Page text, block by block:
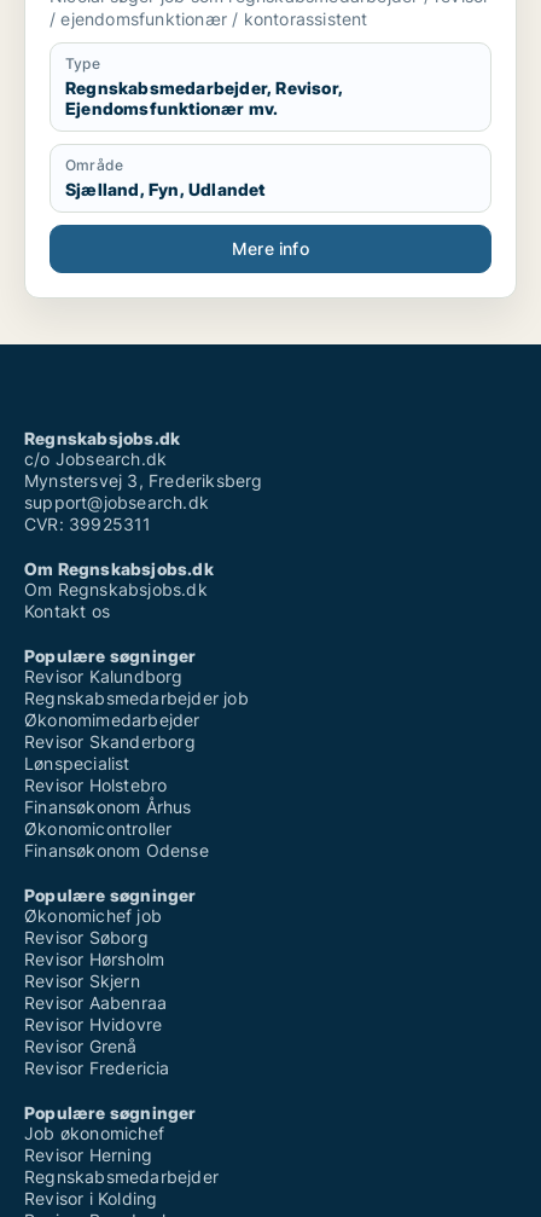
/ ejendomsfunktionær / kontorassistent
Type
Regnskabsmedarbejder, Revisor,
Ejendomsfunktionær mv.
Område
Sjælland, Fyn, Udlandet
Mere info
Regnskabsjobs.dk
c/o Jobsearch.dk
Mynstersvej 3, Frederiksberg
support@jobsearch.dk
CVR: 39925311
Om Regnskabsjobs.dk
Om Regnskabsjobs.dk
Kontakt os
Populære søgninger
Revisor Kalundborg
Regnskabsmedarbejder job
Økonomimedarbejder
Revisor Skanderborg
Lønspecialist
Revisor Holstebro
Finansøkonom Århus
Økonomicontroller
Finansøkonom Odense
Populære søgninger
Økonomichef job
Revisor Søborg
Revisor Hørsholm
Revisor Skjern
Revisor Aabenraa
Revisor Hvidovre
Revisor Grenå
Revisor Fredericia
Populære søgninger
Job økonomichef
Revisor Herning
Regnskabsmedarbejder
Revisor i Kolding